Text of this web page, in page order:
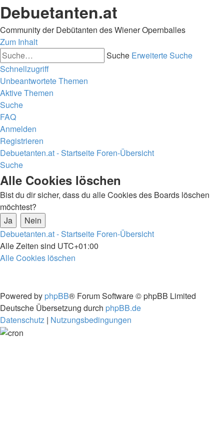
Debuetanten.at
Community der Debütanten des Wiener Opernballes
Zum Inhalt
Suche Erweiterte Suche
Schnellzugriff
Unbeantwortete Themen
Aktive Themen
Suche
FAQ
Anmelden
Registrieren
Debuetanten.at - Startseite Foren-Übersicht
Suche
Alle Cookies löschen
Bist du dir sicher, dass du alle Cookies des Boards löschen
möchtest?
Debuetanten.at - Startseite Foren-Übersicht
Alle Zeiten sind UTC+01:00
Alle Cookies löschen
Powered by phpBB® Forum Software © phpBB Limited
Deutsche Übersetzung durch phpBB.de
Datenschutz | Nutzungsbedingungen